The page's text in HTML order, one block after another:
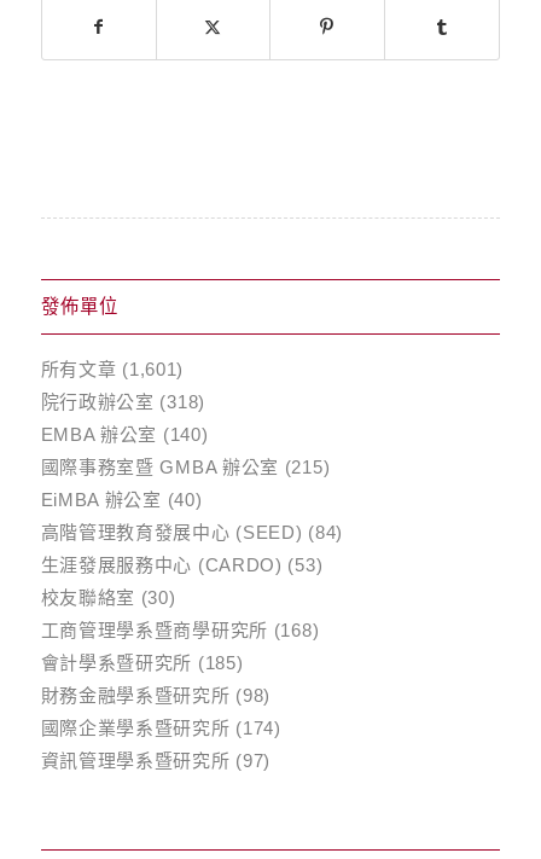
發佈單位
所有文章 (1,601)
院行政辦公室 (318)
EMBA 辦公室 (140)
國際事務室暨 GMBA 辦公室 (215)
EiMBA 辦公室 (40)
高階管理教育發展中心 (SEED) (84)
生涯發展服務中心 (CARDO) (53)
校友聯絡室 (30)
工商管理學系暨商學研究所 (168)
會計學系暨研究所 (185)
財務金融學系暨研究所 (98)
國際企業學系暨研究所 (174)
資訊管理學系暨研究所 (97)